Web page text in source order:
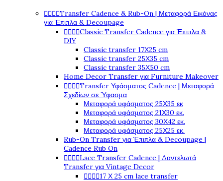
Transfer Cadence & Rub-On | Μεταφορά Εικόνας
για Έπιπλα & Decoupage
Classic Transfer Cadence για Έπιπλα &
DIY
Classic transfer 17Χ25 cm
Classic transfer 25Χ35 cm
Classic transfer 35Χ50 cm
Home Decor Transfer για Furniture Makeover
Transfer Υφάσματος Cadence | Μεταφορά
Σχεδίων σε Ύφασμα
Μεταφορά υφάσματος 25Χ35 εκ
Μεταφορά υφάσματος 21Χ30 εκ.
Μεταφορά υφάσματος 30Χ42 εκ.
Μεταφορά υφάσματος 25Χ25 εκ.
Rub-On Transfer για Έπιπλα & Decoupage |
Cadence Rub On
Lace Transfer Cadence | Δαντελωτά
Transfer για Vintage Decor
17 Χ 25 cm lace transfer